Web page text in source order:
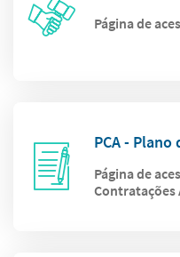
Página de
PCA -
Página de
Contratações